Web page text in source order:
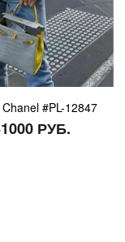
#PL-12847
РУБ.